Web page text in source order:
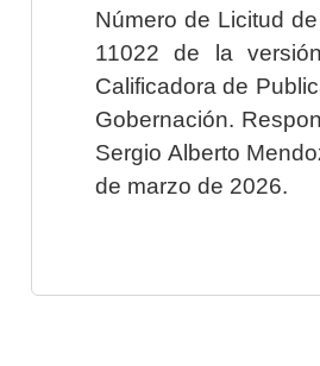
Número de Licitud
11022 de la
Calificadora de
Gobernación.
Sergio Alberto
de marzo de 2026.